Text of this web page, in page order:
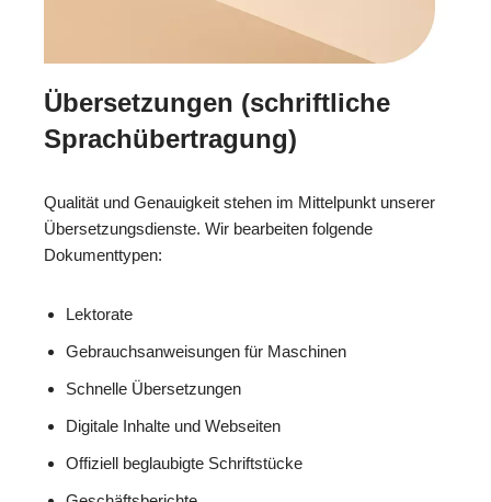
Übersetzungen (schriftliche
Sprachübertragung)
Qualität und Genauigkeit stehen im Mittelpunkt unserer
Übersetzungsdienste. Wir bearbeiten folgende
Dokumenttypen:
Lektorate
Gebrauchsanweisungen für Maschinen
Schnelle Übersetzungen
Digitale Inhalte und Webseiten
Offiziell beglaubigte Schriftstücke